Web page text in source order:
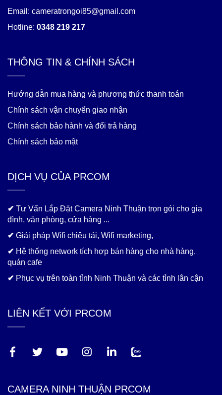
Email: cameratrongoi85@gmail.com
Hotline: 0348 219 217
THÔNG TIN & CHÍNH SÁCH
Hướng dẫn mua hàng và phương thức thanh toán
Chính sách vận chuyển giao nhận
Chính sách bảo hành và đổi trả hàng
Chính sách bảo mật
DỊCH VỤ CỦA PRCOM
✔ Tư Vấn Lắp Đặt Camera Ninh Thuận trọn gói cho gia
đình, văn phòng, cửa hàng ...
✔ Giải pháp Wifi chiệu tải, Wifi marketing,
✔ Hệ thống network tích hợp bán hàng cho nhà hàng,
quán cafe
✔ Phục vụ trên toàn tỉnh Ninh Thuận và các tỉnh lân cận
LIÊN KẾT VỚI PRCOM
CAMERA NINH THUẬN PRCOM